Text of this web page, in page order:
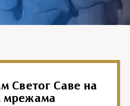
Светог Саве на
мрежама